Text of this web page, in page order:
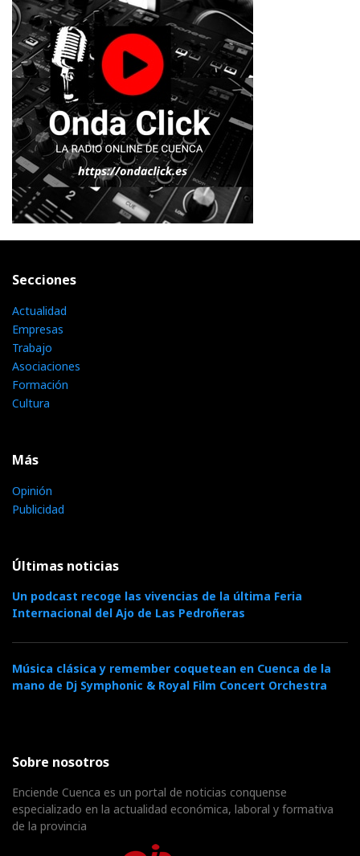
Secciones
Actualidad
Empresas
Trabajo
Asociaciones
Formación
Cultura
Más
Opinión
Publicidad
Últimas noticias
Un podcast recoge las vivencias de la última Feria
Internacional del Ajo de Las Pedroñeras
Música clásica y remember coquetean en Cuenca de la
mano de Dj Symphonic & Royal Film Concert Orchestra
Sobre nosotros
Enciende Cuenca es un portal de noticias conquense
especializado en la actualidad económica, laboral y formativa
de la provincia